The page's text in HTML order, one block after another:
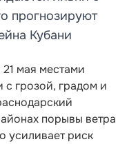
прогнозируют
Кубани
мая местами
с грозой, градом и
порывы ветра
усиливает риск